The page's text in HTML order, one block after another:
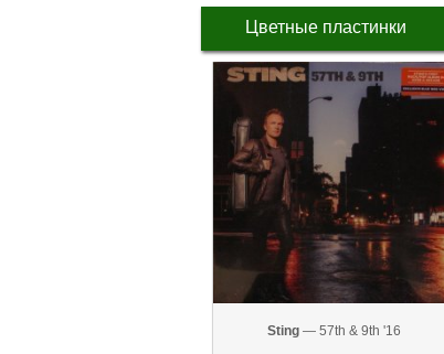
Цветные пластинки
Sting — 57th & 9th '16